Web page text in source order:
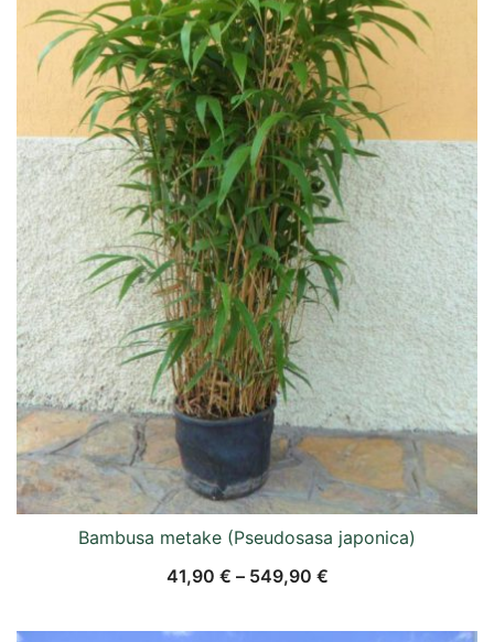
Bambusa metake (Pseudosasa japonica)
41,90 € – 549,90 €